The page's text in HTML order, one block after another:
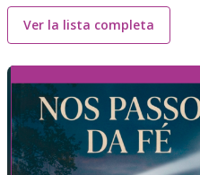
Ver la lista completa